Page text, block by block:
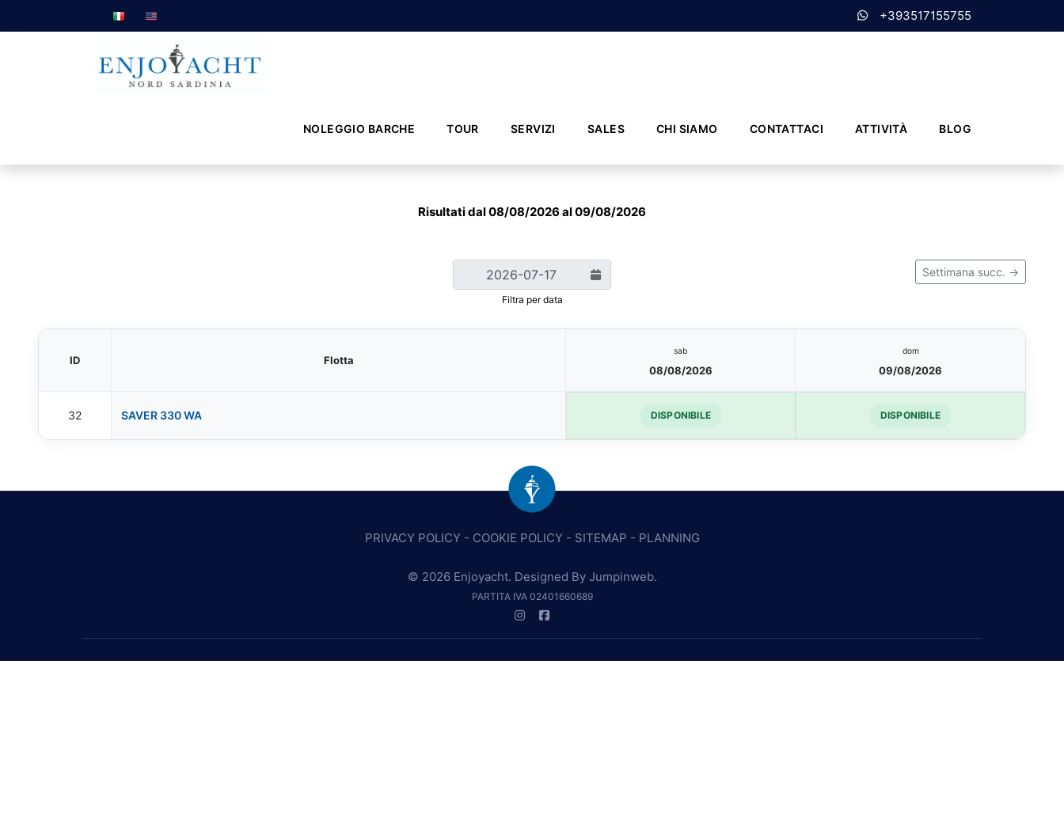
+393517155755
NOLEGGIO BARCHE TOUR SERVIZI SALES CHI SIAMO CONTATTACI ATTIVITÀ BLOG
Risultati dal 08/08/2026 al 09/08/2026
Filtra per data
Settimana succ. →
ID Flotta
sab
08/08/2026
dom
09/08/2026
32 SAVER 330 WA DISPONIBILE DISPONIBILE
PRIVACY POLICY- COOKIE POLICY- SITEMAP - PLANNING
© 2026 Enjoyacht. Designed By Jumpinweb.
PARTITA IVA 02401660689